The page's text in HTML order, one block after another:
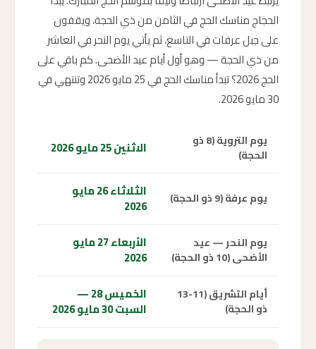
الحجاج مناسك الحج في الثامن من ذي الحجة، ويقفون
على جبل عرفات في التاسع، ثم يأتي يوم النحر في العاشر
من ذي الحجة — وهو أول أيام عيد الأضحى. كم باقي على
الحج 2026؟ تبدأ مناسك الحج في 25 مايو 2026 وتنتهي في
30 مايو 2026.
يوم التروية (8 ذو
الحجة)
الاثنين 25 مايو 2026
يوم عرفة (9 ذو الحجة) الثلاثاء 26 مايو
2026
يوم النحر — عيد
الأضحى (10 ذو الحجة)
الأربعاء 27 مايو
2026
أيام التشريق (11-13
ذو الحجة)
الخميس 28 —
السبت 30 مايو 2026